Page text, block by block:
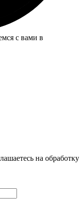
с вами в
на обработку